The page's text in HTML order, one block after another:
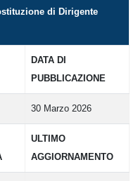
di Dirigente
DATA DI
PUBBLICAZIONE
30 Marzo 2026
ULTIMO
AGGIORNAMENTO